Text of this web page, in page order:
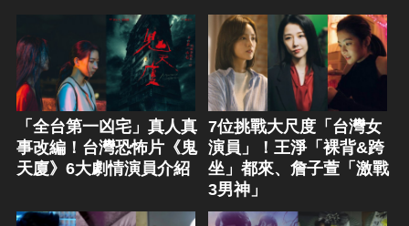
「全台第一凶宅」真人真
事改編！台灣恐怖片《鬼
天廈》6大劇情演員介紹
7位挑戰大尺度「台灣女
演員」！王淨「裸背&跨
坐」都來、詹子萱「激戰
3男神」